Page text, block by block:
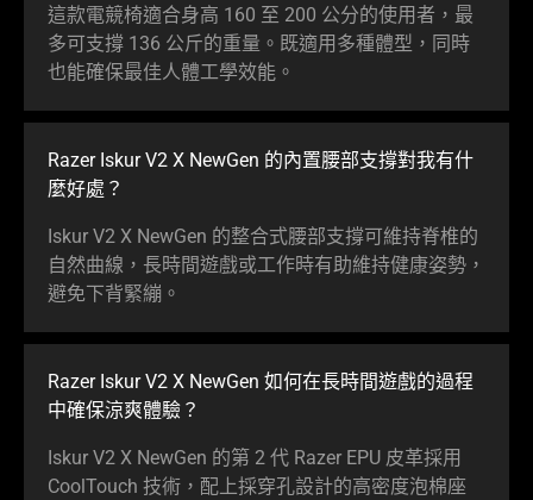
這款電競椅適合身高 160 至 200 公分的使用者，最
多可支撐 136 公斤的重量。既適用多種體型，同時
也能確保最佳人體工學效能 。
Razer Iskur V2 X NewGen 的內置腰部支撐對我有什
麼好處 ？
Iskur V2 X NewGen 的整合式腰部支撐可維持脊椎的
自然曲線，長時間遊戲或工作時有助維持健康姿勢，
避免下背緊繃 。
Razer Iskur V2 X NewGen 如何在長時間遊戲的過程
中確保涼爽體驗 ？
Iskur V2 X NewGen 的第 2 代 Razer EPU 皮革採用
CoolTouch 技術，配上採穿孔設計的高密度泡棉座